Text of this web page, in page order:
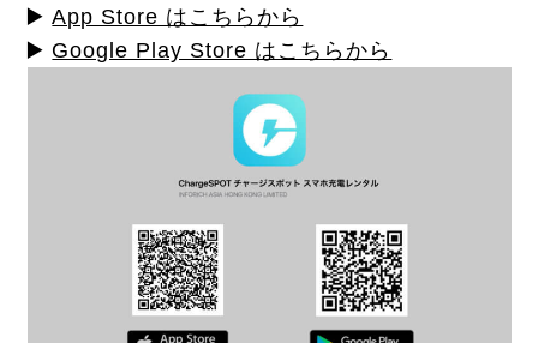
▶️App Store はこちらから
▶️ Google Play Store はこちらから